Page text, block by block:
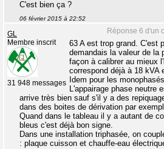
C'est bien ça ?
06 février 2015 à 22:52
Réponse 6 d'un
GL
Membre inscrit
31 948 messages
63 A est trop grand. C'est
demandais la valeur de la
façon à calibrer au mieux
correspond déjà à 18 kVA
Idem pour les monophasés.
L'appairage phase neutre
arrive très bien sauf s'il y a des
dans des boites de dérivation par
Quand dans le tableau il y a autant de
bleus c'est déjà bon signe.
Dans une installation triphasée, on
: plaque cuisson et chauffe-eau